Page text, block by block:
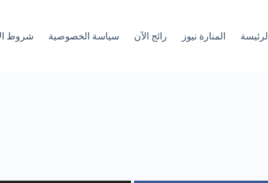
المنارة نيوز رائج الآن سياسة الخصوصية شروط